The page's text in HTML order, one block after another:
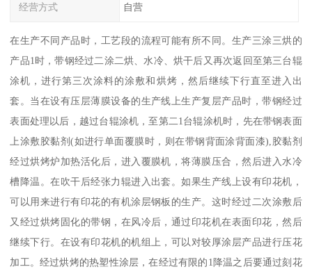
经营方式 自营
在生产不同产品时，工艺段的流程可能有所不同。生产三涂三烘的
产品1时，带钢经过二涂二烘、水冷、烘干后又再次返回至第三台辊
涂机，进行第三次涂料的涂敷和烘烤，然后继续下行直至进入出
套。当在设有压层薄膜设备的生产线上生产复层产品时，带钢经过
表面处理以后，越过台辊涂机，至第二1台辊涂机时，先在带钢表面
上涂敷胶黏剂(如进行单面覆膜时，则在带钢背面涂背面漆),胶黏剂
经过烘烤炉加热活化后，进入覆膜机，将薄膜压合，然后进入水冷
槽降温。在吹干后经张力辊进入出套。如果生产线上设有印花机，
可以用来进行有印花的有机涂层钢板的生产。这时经过二次涂敷后
又经过烘烤固化的带钢，在风冷后，通过印花机在表面印花，然后
继续下行。在设有印花机的机组上，可以对较厚涂层产品进行压花
加工。经过烘烤的热塑性涂层，在经过有限的1降温之后要通过刻花